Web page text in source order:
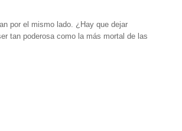
por el mismo lado. ¿Hay que dejar
tan poderosa como la más mortal de las